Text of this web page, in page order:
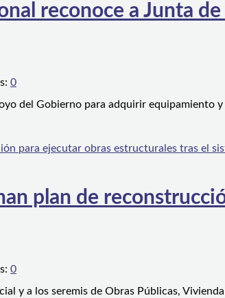
reconoce a Junta
0
del Gobierno para adquirir equipamiento
plan de
0
y a los seremis de Obras Públicas,